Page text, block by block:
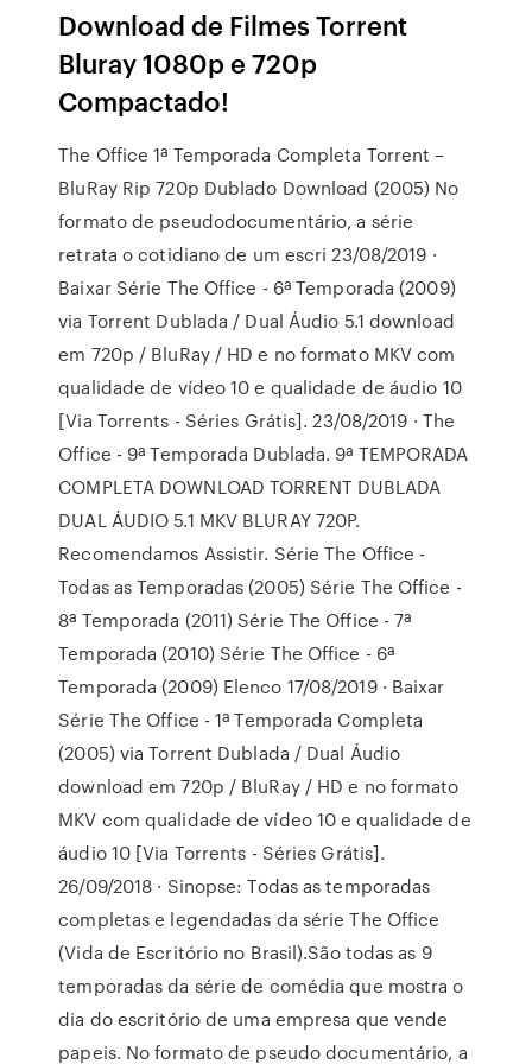
Download de Filmes Torrent
Bluray 1080p e 720p
Compactado!
The Office 1ª Temporada Completa Torrent –
BluRay Rip 720p Dublado Download (2005) No
formato de pseudodocumentário, a série
retrata o cotidiano de um escri 23/08/2019 ·
Baixar Série The Office - 6ª Temporada (2009)
via Torrent Dublada / Dual Áudio 5.1 download
em 720p / BluRay / HD e no formato MKV com
qualidade de vídeo 10 e qualidade de áudio 10
[Via Torrents - Séries Grátis]. 23/08/2019 · The
Office - 9ª Temporada Dublada. 9ª TEMPORADA
COMPLETA DOWNLOAD TORRENT DUBLADA
DUAL ÁUDIO 5.1 MKV BLURAY 720P.
Recomendamos Assistir. Série The Office -
Todas as Temporadas (2005) Série The Office -
8ª Temporada (2011) Série The Office - 7ª
Temporada (2010) Série The Office - 6ª
Temporada (2009) Elenco 17/08/2019 · Baixar
Série The Office - 1ª Temporada Completa
(2005) via Torrent Dublada / Dual Áudio
download em 720p / BluRay / HD e no formato
MKV com qualidade de vídeo 10 e qualidade de
áudio 10 [Via Torrents - Séries Grátis].
26/09/2018 · Sinopse: Todas as temporadas
completas e legendadas da série The Office
(Vida de Escritório no Brasil).São todas as 9
temporadas da série de comédia que mostra o
dia do escritório de uma empresa que vende
papeis. No formato de pseudo documentário, a